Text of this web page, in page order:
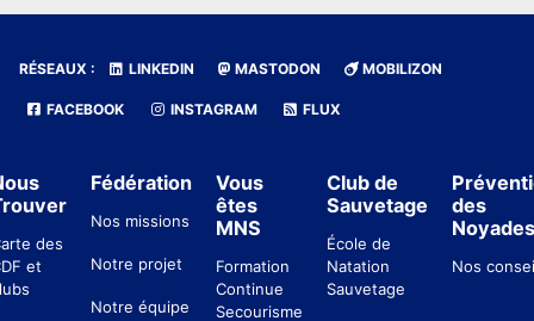
RÉSEAUX : LINKEDIN MASTODON MOBILIZON
FACEBOOK INSTAGRAM FLUX
des
et
Fédération
Nos missions
Notre projet
Notre équipe
Vous
êtes
MNS
Formation
Continue
Secourisme
Club de
Sauvetage
École de
Natation
Sauvetage
des
Noyades
Nos